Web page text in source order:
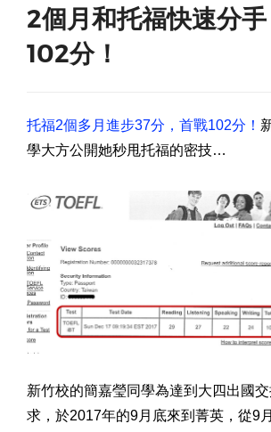
2個月和托福快速分
102分！
托福2個多月進步37分，首戰102分！
學大方公開她秒甩托福的密技…
新竹校的簡嘉瑩同學為達到大四出國
求，於2017年的9月底來到菁英，從9